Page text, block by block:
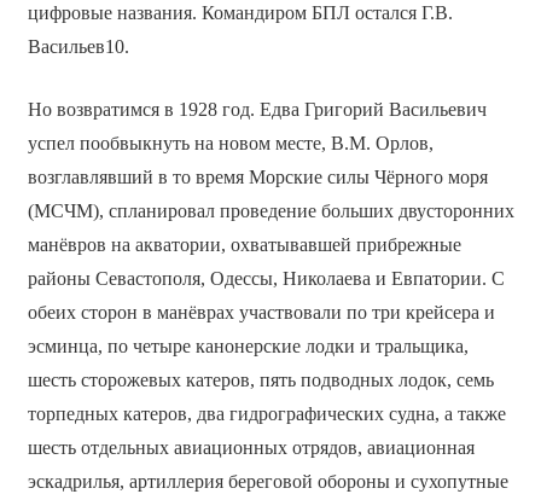
цифровые названия. Командиром БПЛ остался Г.В.
Васильев10.
Но возвратимся в 1928 год. Едва Григорий Васильевич
успел пообвыкнуть на новом месте, В.М. Орлов,
возглавлявший в то время Морские силы Чёрного моря
(МСЧМ), спланировал проведение больших двусторонних
манёвров на акватории, охватывавшей прибрежные
районы Севастополя, Одессы, Николаева и Евпатории. С
обеих сторон в манёврах участвовали по три крейсера и
эсминца, по четыре канонерские лодки и тральщика,
шесть сторожевых катеров, пять подводных лодок, семь
торпедных катеров, два гидрографических судна, а также
шесть отдельных авиационных отрядов, авиационная
эскадрилья, артиллерия береговой обороны и сухопутные